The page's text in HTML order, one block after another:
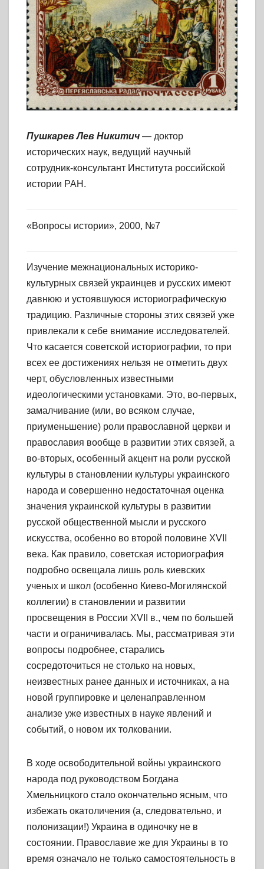
Пушкарев Лев Никитич — доктор
исторических наук, ведущий научный
сотрудник-консультант Института российской
истории РАН.
«Вопросы истории», 2000, №7
Изучение межнациональных историко-
культурных связей украинцев и русских имеют
давнюю и устоявшуюся историографическую
традицию. Различные стороны этих связей уже
привлекали к себе внимание исследователей.
Что касается советской историографии, то при
всех ее достижениях нельзя не отметить двух
черт, обусловленных известными
идеологическими установками. Это, во-первых,
замалчивание (или, во всяком случае,
приуменьшение) роли православной церкви и
православия вообще в развитии этих связей, а
во-вторых, особенный акцент на роли русской
культуры в становлении культуры украинского
народа и совершенно недостаточная оценка
значения украинской культуры в развитии
русской общественной мысли и русского
искусства, особенно во второй половине XVII
века. Как правило, советская историография
подробно освещала лишь роль киевских
ученых и школ (особенно Киево-Могилянской
коллегии) в становлении и развитии
просвещения в России XVII в., чем по большей
части и ограничивалась. Мы, рассматривая эти
вопросы подробнее, старались
сосредоточиться не столько на новых,
неизвестных ранее данных и источниках, а на
новой группировке и целенаправленном
анализе уже известных в науке явлений и
событий, о новом их толковании.
В ходе освободительной войны украинского
народа под руководством Богдана
Хмельницкого стало окончательно ясным, что
избежать окатоличения (а, следовательно, и
полонизации!) Украина в одиночку не в
состоянии. Православие же для Украины в то
время означало не только самостоятельность в